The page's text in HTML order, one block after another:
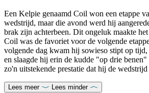
Een Kelpie genaamd Coil won een etappe
wedstrijd, maar die avond werd hij
brak zijn achterbeen. Dit ongeluk maakte
Coil was de favoriet voor de volgende
volgende dag kwam hij sowieso stipt op tijd,
en slaagde hij erin de kudde "op drie
zo'n uitstekende prestatie dat hij de
Lees meer Lees minder